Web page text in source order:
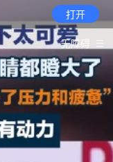
打开
无障碍